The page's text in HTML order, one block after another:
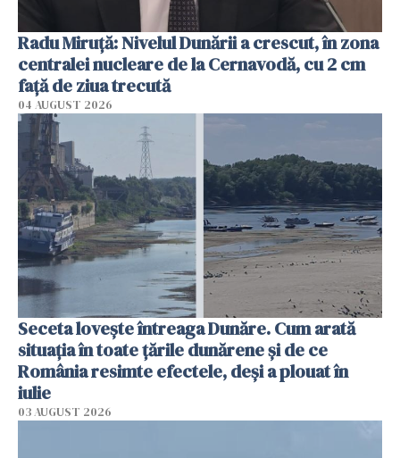
Radu Miruţă: Nivelul Dunării a crescut, în zona
centralei nucleare de la Cernavodă, cu 2 cm
faţă de ziua trecută
04 AUGUST 2026
Seceta lovește întreaga Dunăre. Cum arată
situația în toate țările dunărene și de ce
România resimte efectele, deși a plouat în
iulie
03 AUGUST 2026